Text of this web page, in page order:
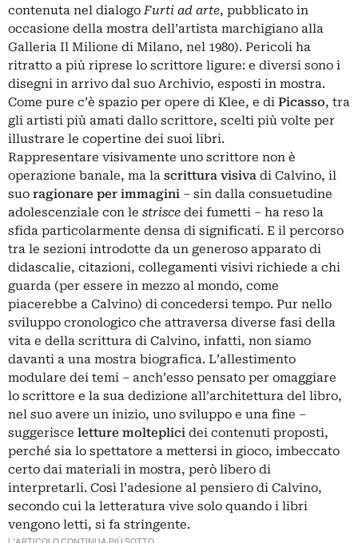
contenuta nel dialogoFurti ad arte, pubblicato in
occasione della mostra dell’artista marchigiano alla
Galleria Il Milione di Milano, nel 1980). Pericoli ha
ritratto a più riprese lo scrittore ligure: e diversi sono i
disegni in arrivo dal suo Archivio, esposti in mostra.
Come pure c’è spazio per opere di Klee, e di Picasso, tra
gli artisti più amati dallo scrittore, scelti più volte per
illustrare le copertine dei suoi libri.
Rappresentare visivamente uno scrittore non è
operazione banale, ma la scrittura visiva di Calvino, il
suo ragionare per immagini – sin dalla consuetudine
adolescenziale con le strisce dei fumetti – ha reso la
sfida particolarmente densa di significati. E il percorso
tra le sezioni introdotte da un generoso apparato di
didascalie, citazioni, collegamenti visivi richiede a chi
guarda (per essere in mezzo al mondo, come
piacerebbe a Calvino) di concedersi tempo. Pur nello
sviluppo cronologico che attraversa diverse fasi della
vita e della scrittura di Calvino, infatti, non siamo
davanti a una mostra biografica. L’allestimento
modulare dei temi – anch’esso pensato per omaggiare
lo scrittore e la sua dedizione all’architettura del libro,
nel suo avere un inizio, uno sviluppo e una fine –
suggerisce letture molteplici dei contenuti proposti,
perché sia lo spettatore a mettersi in gioco, imbeccato
certo dai materiali in mostra, però libero di
interpretarli. Così l’adesione al pensiero di Calvino,
secondo cui la letteratura vive solo quando i libri
vengono letti, si fa stringente.